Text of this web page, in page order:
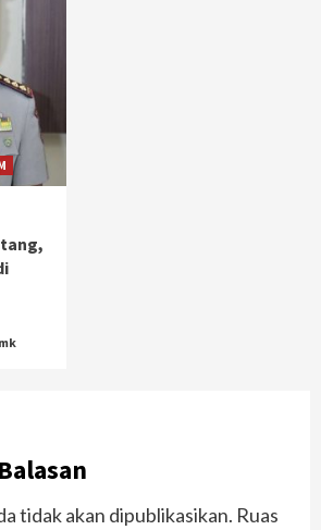
tidak akan dipublikasikan. Ruas